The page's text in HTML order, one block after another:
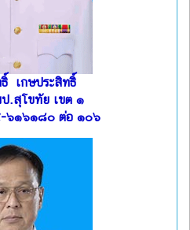
เกษประสิทธิ์
.สุโขทัย เขต ๑
๖๑๖๑๘๐ ต่อ ๑๐๖